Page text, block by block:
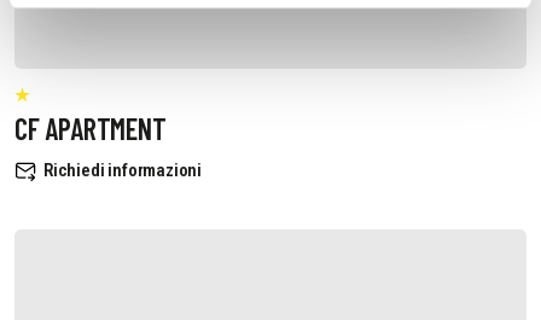
CF APARTMENT
Richiedi informazioni